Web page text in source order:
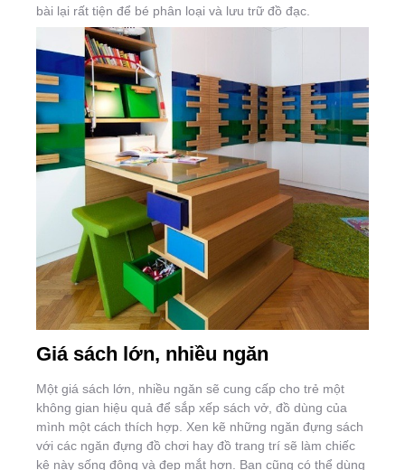
bài lại rất tiện để bé phân loại và lưu trữ đồ đạc.
Giá sách lớn, nhiều ngăn
Một giá sách lớn, nhiều ngăn sẽ cung cấp cho trẻ một
không gian hiệu quả để sắp xếp sách vở, đồ dùng của
mình một cách thích hợp. Xen kẽ những ngăn đựng sách
với các ngăn đựng đồ chơi hay đồ trang trí sẽ làm chiếc
kệ này sống động và đẹp mắt hơn. Bạn cũng có thể dùng